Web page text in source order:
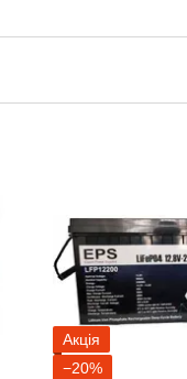
Акція
−20%